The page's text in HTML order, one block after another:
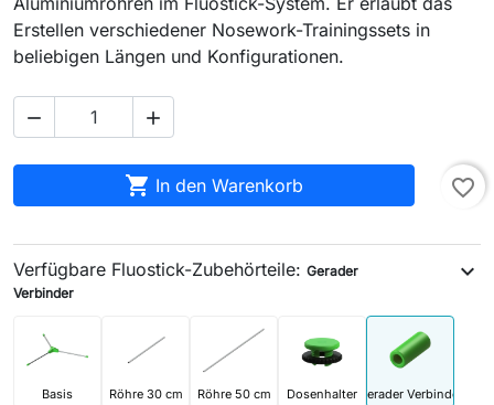
Erstellen verschiedener Nosework-Trainingssets in
beliebigen Längen und Konfigurationen.
 
 In den Warenkorb favorite_border
Verfügbare Fluostick-Zubehörteile: Gerader
Verbinder
expand_more
Basis Röhre 30 cm Röhre 50 cm Dosenhalter Gerader Verbinder